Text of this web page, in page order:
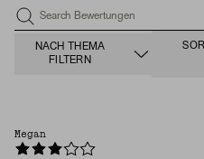
Search Bewertungen
NACH THEMA
FILTERN
Megan